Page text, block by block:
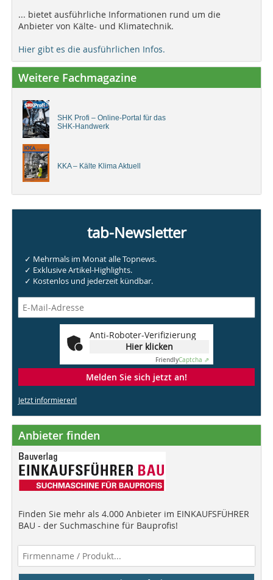
... bietet ausführliche Informationen rund um die
Anbieter von Kälte- und Klimatechnik.
Hier gibt es die ausführlichen Infos.
Weitere Fachmagazine
SHK Profi – Online-Portal für das
SHK-Handwerk
KKA – Kälte Klima Aktuell
tab-Newsletter
✓ Mehrmals im Monat alle Topnews.
✓ Exklusive Artikel-Highlights.
✓ Kostenlos und jederzeit kündbar.
Anti-Roboter-Verifizierung
Hier klicken
FriendlyCaptcha ⇗
Melden Sie sich jetzt an!
Jetzt informieren!
Anbieter finden
Finden Sie mehr als 4.000 Anbieter im EINKAUFSFÜHRER
BAU - der Suchmaschine für Bauprofis!